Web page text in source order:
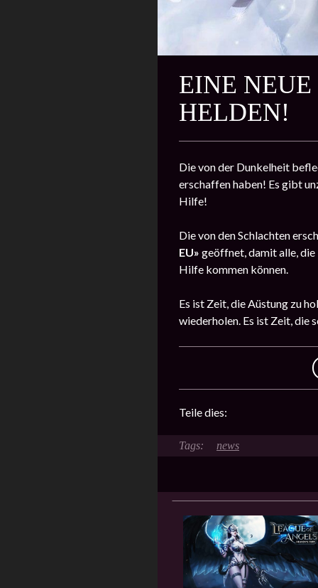
EINE NEUE
HELDEN!
Die von der Dunkelheit
erschaffen haben! Es gibt
Hilfe!
Die von den Schlachten
EU» geöffnet, damit alle,
Hilfe kommen können.
Es ist Zeit, die Aüstung zu
wiederholen. Es ist Zeit, die
Teile dies:
news